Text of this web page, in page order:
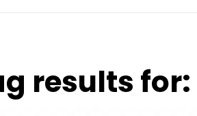
results for: